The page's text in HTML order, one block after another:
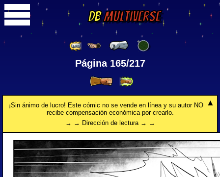
DBMultiverse
Página 165/217
¡Sin ánimo de lucro! Este cómic no se vende en línea y su autor NO
recibe compensación económica por crearlo.
→ → Dirección de lectura → →